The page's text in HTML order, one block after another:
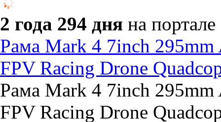
2 года 294 дня на портале
Рама Mark 4 7inch
FPV Racing Drone
Рама Mark 4 7inch
FPV Racing Drone